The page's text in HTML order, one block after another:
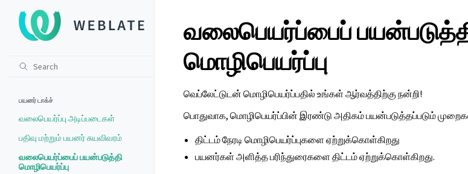
பயனர் டாக்ச்
வலைபெயர்ப்பு அடிப்படைகள்
பதிவு மற்றும் பயனர் சுயவிவரம்
வலைபெயர்ப்பைப் பயன்படுத்தி
மொழிபெயர்ப்பு
வலைபெயர்ப்பைப்
மொழிபெயர்ப்பு
வெப்லேட்டுடன் மொழிபெயர்ப்பதில் உங்கள் ஆர்வத்திற்கு நன்றி!
பொதுவாக, மொழிபெயர்ப்பின் இரண்டு அதிகம் பயன்படுத்தப்படும்
திட்டம் நேரடி மொழிபெயர்ப்புகளை ஏற்றுக்கொள்கிறது
பயனர்கள் அளித்த பரிந்துரைகளை திட்டம் ஏற்றுக்கொள்கிறது.